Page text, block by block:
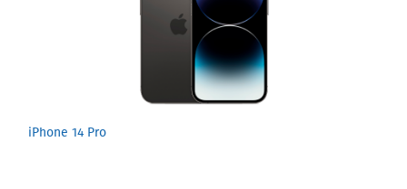
iPhone 14 Pro